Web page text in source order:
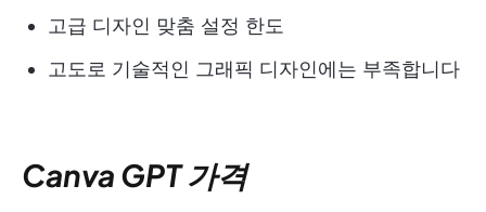
고급 디자인 맞춤 설정 한도
고도로 기술적인 그래픽 디자인에는 부족합니다
Canva GPT 가격